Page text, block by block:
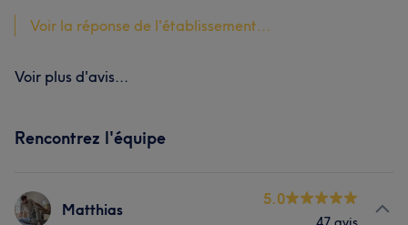
Voir la réponse de l'établissement...
Voir plus d'avis...
Rencontrez l'équipe
Matthias
5.0